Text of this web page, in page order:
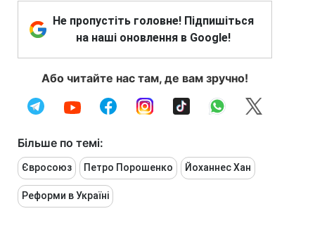
Не пропустіть головне! Підпишіться
на наші оновлення в Google!
Або читайте нас там, де вам зручно!
Більше по темі:
Євросоюз Петро Порошенко Йоханнес Хан
Реформи в Україні